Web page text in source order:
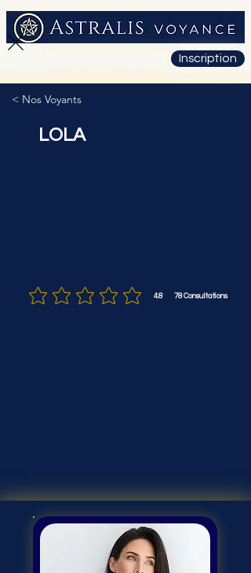
Inscription
< Nos Voyants
LOLA
4.8 78 Consultations
la note moyenne est 4.8 sur 5,